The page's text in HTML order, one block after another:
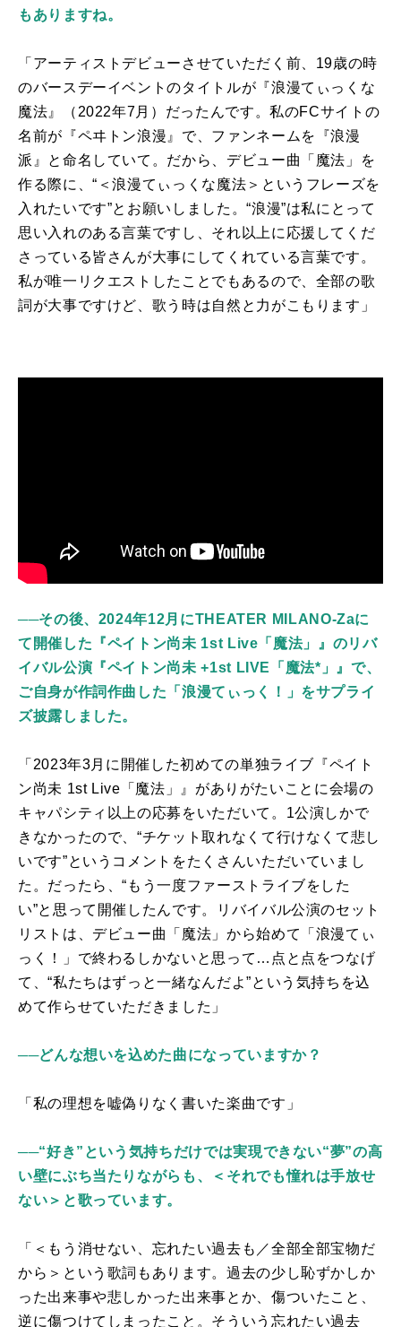
もありますね。
「アーティストデビューさせていただく前、 19歳の時
のバースデーイベントのタイトルが『浪漫てぃっくな
魔法』（ 2022年7月）だったんです。私のFCサイトの
名前が『ペヰトン浪漫』で、ファンネームを『浪漫
派』と命名していて。だから、デビュー曲「魔法」を
作る際に、“＜浪漫てぃっくな魔法＞というフレーズを
入れたいです”とお願いしました。“浪漫”は私にとって
思い入れのある言葉ですし、それ以上に応援してくだ
さっている皆さんが大事にしてくれている言葉です。
私が唯一リクエストしたことでもあるので、全部の歌
詞が大事ですけど、歌う時は自然と力がこもります」
──その後、2024年12月にTHEATER MILANO-Zaに
て開催した『ペイトン尚未 1st Live「魔法」』のリバ
イバル公演『ペイトン尚未 +1st LIVE「魔法*」』で、
ご自身が作詞作曲した「浪漫てぃっく！」をサプライ
ズ披露しました。
「 2023年3月に開催した初めての単独ライブ『ペイト
ン尚未 1st Live 「魔法」』がありがたいことに会場の
キャパシティ以上の応募をいただいて。 1公演しかで
きなかったので、“チケット取れなくて行けなくて悲し
いです”というコメントをたくさんいただいていまし
た。だったら、“もう一度ファーストライブをした
い”と思って開催したんです。リバイバル公演のセット
リストは、デビュー曲「魔法」から始めて「浪漫てぃ
っく！」で終わるしかないと思って…点と点をつなげ
て、“私たちはずっと一緒なんだよ”という気持ちを込
めて作らせていただきました」
──どんな想いを込めた曲になっていますか？
「私の理想を嘘偽りなく書いた楽曲です」
──“好き”という気持ちだけでは実現できない“夢”の高
い壁にぶち当たりながらも、＜それでも憧れは手放せ
ない＞と歌っています。
「＜もう消せない、忘れたい過去も／全部全部宝物だ
から＞という歌詞もあります。過去の少し恥ずかしか
った出来事や悲しかった出来事とか、傷ついたこと、
逆に傷つけてしまったこと。そういう忘れたい過去